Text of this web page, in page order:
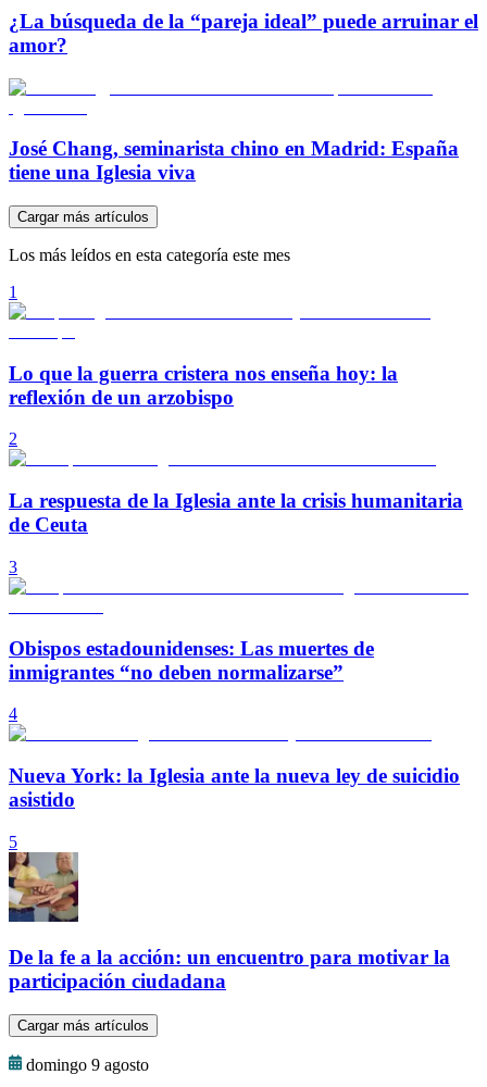
¿La búsqueda de la “pareja ideal” puede arruinar el
amor?
José Chang, seminarista chino en Madrid: España
tiene una Iglesia viva
Cargar más artículos
Los más leídos en esta categoría este mes
1
Lo que la guerra cristera nos enseña hoy: la
reflexión de un arzobispo
2
La respuesta de la Iglesia ante la crisis humanitaria
de Ceuta
3
Obispos estadounidenses: Las muertes de
inmigrantes “no deben normalizarse”
4
Nueva York: la Iglesia ante la nueva ley de suicidio
asistido
5
De la fe a la acción: un encuentro para motivar la
participación ciudadana
Cargar más artículos
domingo 9 agosto